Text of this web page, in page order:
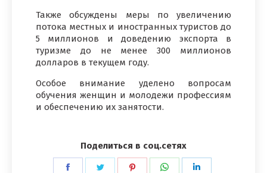
Также обсуждены меры по увеличению
потока местных и иностранных туристов до
5 миллионов и доведению экспорта в
туризме до не менее 300 миллионов
долларов в текущем году.
Особое внимание уделено вопросам
обучения женщин и молодежи профессиям
и обеспечению их занятости.
Поделиться в соц.сетях
ПоделитьсяПоделитьсяПоделитьсяПоделиться